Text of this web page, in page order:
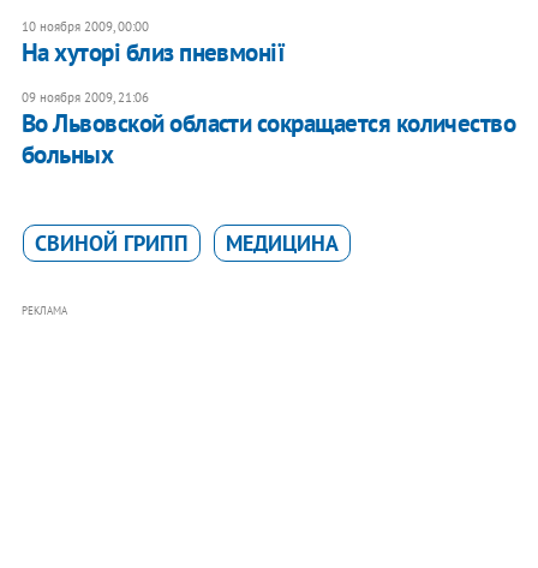
10 ноября 2009, 00:00
На хуторі близ пневмонії
09 ноября 2009, 21:06
Во Львовской области сокращается количество
больных
СВИНОЙ ГРИПП МЕДИЦИНА
РЕКЛАМА